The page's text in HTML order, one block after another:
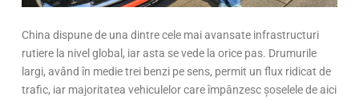
China dispune de una dintre cele mai avansate infrastructuri
rutiere la nivel global, iar asta se vede la orice pas. Drumurile
largi, având în medie trei benzi pe sens, permit un flux ridicat de
trafic, iar majoritatea vehiculelor care împânzesc șoselele de aici